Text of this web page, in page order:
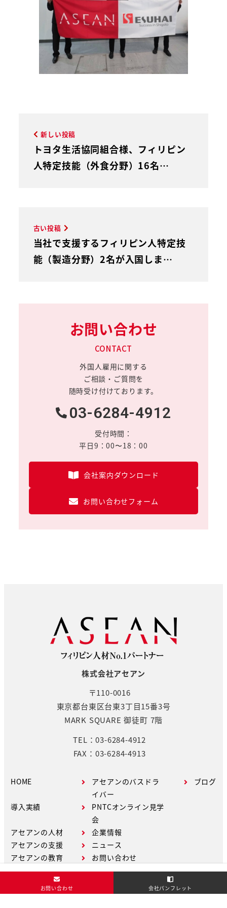
古い投稿
当社で支援するフィリピン人特定技
能（製造分野）2名が入国しま…
新しい投稿
トヨタ生活協同組合様、フィリピン
人特定技能（外食分野）16名…
お問い合わせ
CONTACT
外国人雇用に関する
ご相談・ご質問を
随時受け付けております。
03-6284-4912
受付時間：
平日9：00〜18：00
会社案内ダウンロード
お問い合わせフォーム
株式会社アセアン
〒110-0016
東京都台東区台東3丁目15番3号
MARK SQUARE 御徒町 7階
TEL：03-6284-4912
FAX：03-6284-4913
HOME
導入実績
アセアンの人材
アセアンの支援
アセアンの教育
アセアンのバスドラ
イバー
PNTCオンライン見学
会
企業情報
ニュース
お問い合わせ
ブログ
Copyright © ASEAN Co.,Ltd. All Rights Reserved.
お問い合わせ 会社パンフレット